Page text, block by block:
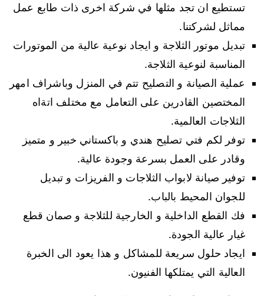
تستطيع ان تجد مثلها في شركة اخرى ذات طابع عمل
مماثل لشركتنا.
تبديل موتور الثلاجة و ايجاد نوعية عالية من الموتورات
المناسبة لنوعية الثلاجة.
عملية الصيانة و التصليح تتم في المنزل وباشراف امهر
المختصين القادرين على التعامل مع مختلف اتةاه
الثلاجات العالمية.
توفر لكم فتي تصليح هندي و باكستاني خبير و متميز
وقادر على العمل بسرعة وجودة عالية.
توفير صيانة لابواب الثلاجات و الفريزات و تبديل
للجوان المحيط بالباب.
فك القطع الداخلية و الخارجية للثلاجة و صمان قطع
غيار عالية الجودة.
ايجاد حلول سريعة للمشاكل و هذا يعود الى الخبرة
العالية التي يمتلكها الفنيون.